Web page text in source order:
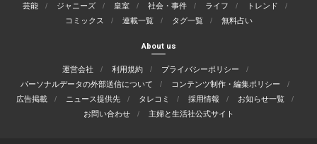
芸能 ジャニーズ 皇室 社会・事件 ライフ
トレンド
コミックス
連載一覧 タグ一覧 無料占い
About us
運営会社 利用規約
プライバシーポリシー
パーソナルデータの外部送信について
コンテンツ制作・編集ポリシー
広告掲載
ニュース提供先 タレコミ 採用情報
お知らせ一覧
お問い合わせ
主婦と生活社公式サイト